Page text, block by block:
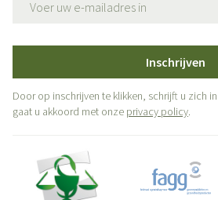
Inschrijven
Door op inschrijven te klikken, schrijft u zich
gaat u akkoord met onze privacy policy.